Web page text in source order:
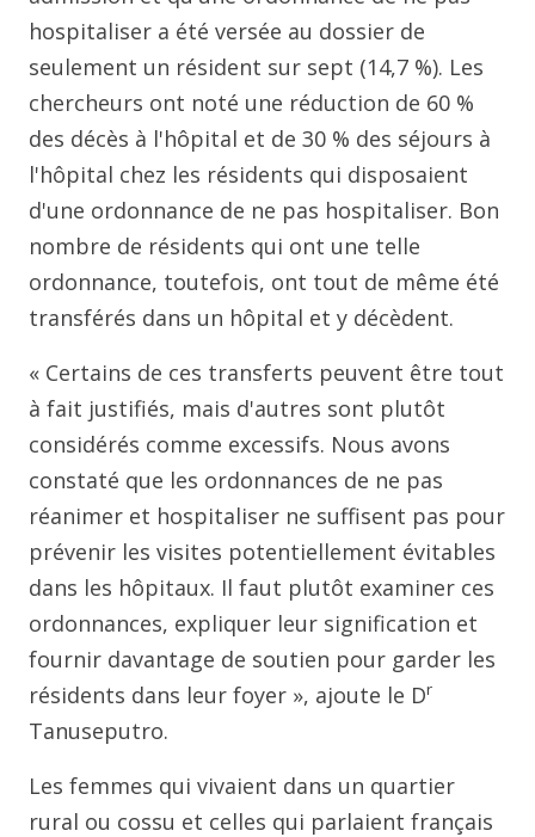
hospitaliser a été versée au dossier de
seulement un résident sur sept (14,7 %). Les
chercheurs ont noté une réduction de 60 %
des décès à l'hôpital et de 30 % des séjours à
l'hôpital chez les résidents qui disposaient
d'une ordonnance de ne pas hospitaliser. Bon
nombre de résidents qui ont une telle
ordonnance, toutefois, ont tout de même été
transférés dans un hôpital et y décèdent.
« Certains de ces transferts peuvent être tout
à fait justifiés, mais d'autres sont plutôt
considérés comme excessifs. Nous avons
constaté que les ordonnances de ne pas
réanimer et hospitaliser ne suffisent pas pour
prévenir les visites potentiellement évitables
dans les hôpitaux. Il faut plutôt examiner ces
ordonnances, expliquer leur signification et
fournir davantage de soutien pour garder les
résidents dans leur foyer », ajoute le Dr
Tanuseputro.
Les femmes qui vivaient dans un quartier
rural ou cossu et celles qui parlaient français